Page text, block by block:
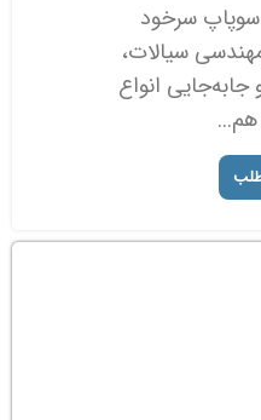
سرخود
سیالات،
انواع